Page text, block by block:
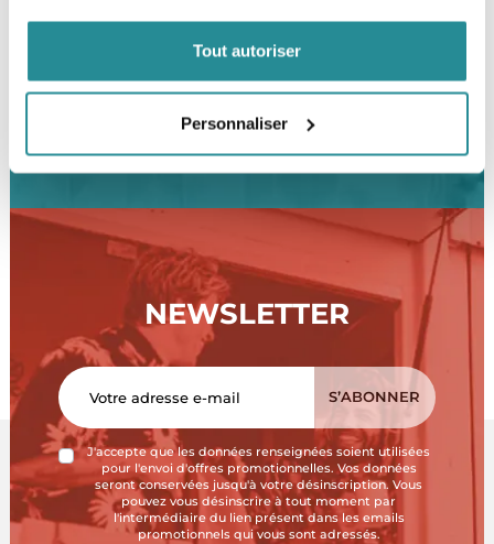
Tout autoriser
Personnaliser
NOUS-CONTACTER
NEWSLETTER
J'accepte que les données renseignées soient utilisées
pour l'envoi d'offres promotionnelles. Vos données
seront conservées jusqu'à votre désinscription. Vous
pouvez vous désinscrire à tout moment par
l'intermédiaire du lien présent dans les emails
promotionnels qui vous sont adressés.